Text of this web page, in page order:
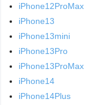
iPhone12ProMax
iPhone13
iPhone13mini
iPhone13Pro
iPhone13ProMax
iPhone14
iPhone14Plus